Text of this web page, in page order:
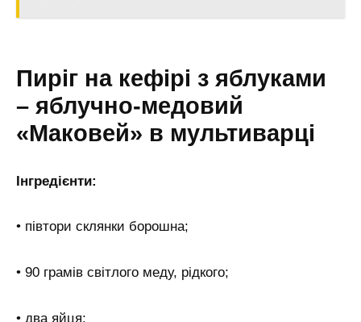
Пиріг на кефірі з яблуками
– яблучно-медовий
«Маковей» в мультиварці
Інгредієнти:
• півтори склянки борошна;
• 90 грамів світлого меду, рідкого;
• два яйця;